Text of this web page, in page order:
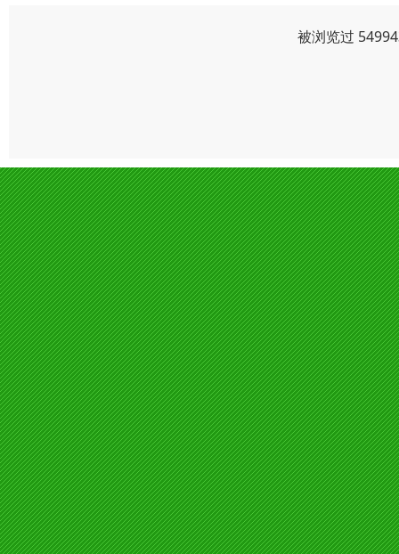
被浏览过